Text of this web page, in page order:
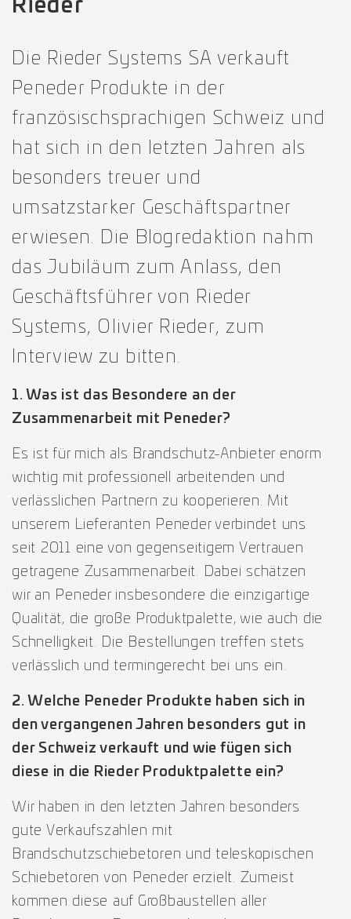
Rieder
Die Rieder Systems SA verkauft
Peneder Produkte in der
französischsprachigen Schweiz und
hat sich in den letzten Jahren als
besonders treuer und
umsatzstarker Geschäftspartner
erwiesen. Die Blogredaktion nahm
das Jubiläum zum Anlass, den
Geschäftsführer von Rieder
Systems, Olivier Rieder, zum
Interview zu bitten.
1. Was ist das Besondere an der
Zusammenarbeit mit Peneder?
Es ist für mich als Brandschutz-Anbieter enorm
wichtig mit professionell arbeitenden und
verlässlichen Partnern zu kooperieren. Mit
unserem Lieferanten Peneder verbindet uns
seit 2011 eine von gegenseitigem Vertrauen
getragene Zusammenarbeit. Dabei schätzen
wir an Peneder insbesondere die einzigartige
Qualität, die große Produktpalette, wie auch die
Schnelligkeit. Die Bestellungen treffen stets
verlässlich und termingerecht bei uns ein.
2. Welche Peneder Produkte haben sich in
den vergangenen Jahren besonders gut in
der Schweiz verkauft und wie fügen sich
diese in die Rieder Produktpalette ein?
Wir haben in den letzten Jahren besonders
gute Verkaufszahlen mit
Brandschutzschiebetoren und teleskopischen
Schiebetoren von Peneder erzielt. Zumeist
kommen diese auf Großbaustellen aller